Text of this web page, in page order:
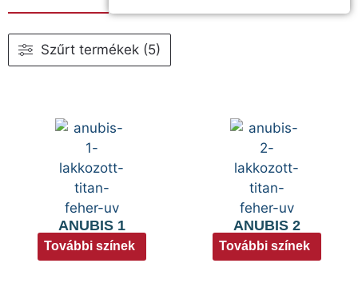
Szűrt termékek (5)
ANUBIS 1
További színek
ANUBIS 2
További színek